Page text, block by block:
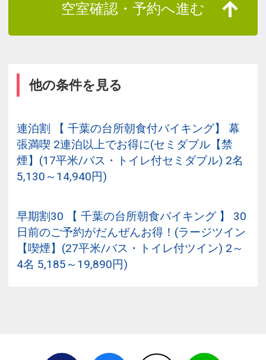
空室確認・予約へ進む
他の条件を見る
連泊割 【 千葉の台所朝食付バイキング】 幕
張満喫 2連泊以上でお得に(セミダブル【禁
煙】(17平米/バス・トイレ付セミダブル) 2名
5,130～14,940円)
早期割30 【 千葉の台所朝食バイキング 】 30
日前のご予約がだんぜんお得！(ラージツイン
【喫煙】(27平米/バス・トイレ付ツイン) 2～
4名 5,185～19,890円)